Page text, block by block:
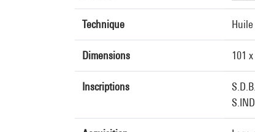
Technique
Dimensions 101
Inscriptions